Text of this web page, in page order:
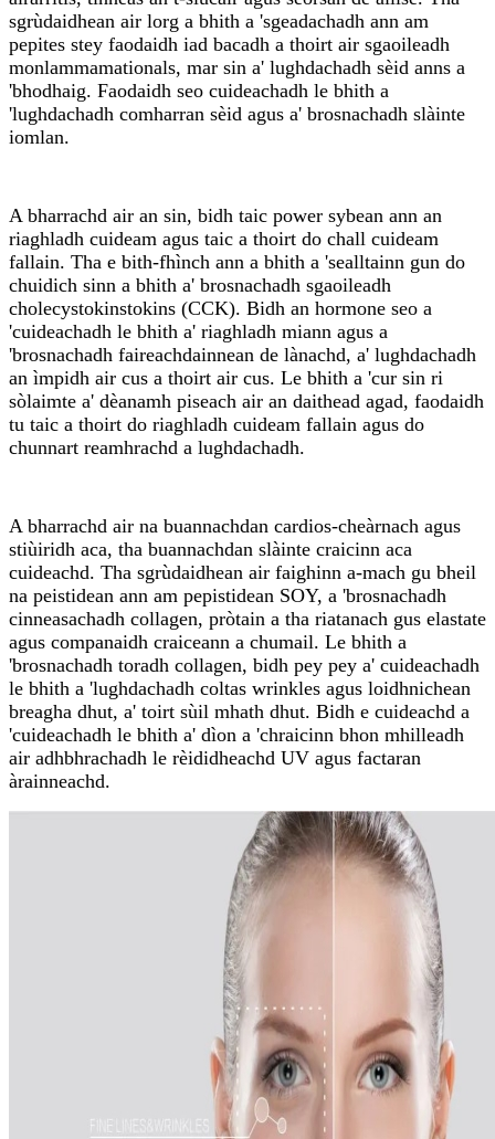
sgrùdaidhean air lorg a bhith a 'sgeadachadh ann am
pepites stey faodaidh iad bacadh a thoirt air sgaoileadh
monlammamationals, mar sin a' lughdachadh sèid anns a
'bhodhaig. Faodaidh seo cuideachadh le bhith a
'lughdachadh comharran sèid agus a' brosnachadh slàinte
iomlan.
A bharrachd air an sin, bidh taic power sybean ann an
riaghladh cuideam agus taic a thoirt do chall cuideam
fallain. Tha e bith-fhìnch ann a bhith a 'sealltainn gun do
chuidich sinn a bhith a' brosnachadh sgaoileadh
cholecystokinstokins (CCK). Bidh an hormone seo a
'cuideachadh le bhith a' riaghladh miann agus a
'brosnachadh faireachdainnean de lànachd, a' lughdachadh
an ìmpidh air cus a thoirt air cus. Le bhith a 'cur sin ri
sòlaimte a' dèanamh piseach air an daithead agad, faodaidh
tu taic a thoirt do riaghladh cuideam fallain agus do
chunnart reamhrachd a lughdachadh.
A bharrachd air na buannachdan cardios-cheàrnach agus
stiùiridh aca, tha buannachdan slàinte craicinn aca
cuideachd. Tha sgrùdaidhean air faighinn a-mach gu bheil
na peistidean ann am pepistidean SOY, a 'brosnachadh
cinneasachadh collagen, pròtain a tha riatanach gus elastate
agus companaidh craiceann a chumail. Le bhith a
'brosnachadh toradh collagen, bidh pey pey a' cuideachadh
le bhith a 'lughdachadh coltas wrinkles agus loidhnichean
breagha dhut, a' toirt sùil mhath dhut. Bidh e cuideachd a
'cuideachadh le bhith a' dìon a 'chraicinn bhon mhilleadh
air adhbhrachadh le rèididheachd UV agus factaran
àrainneachd.